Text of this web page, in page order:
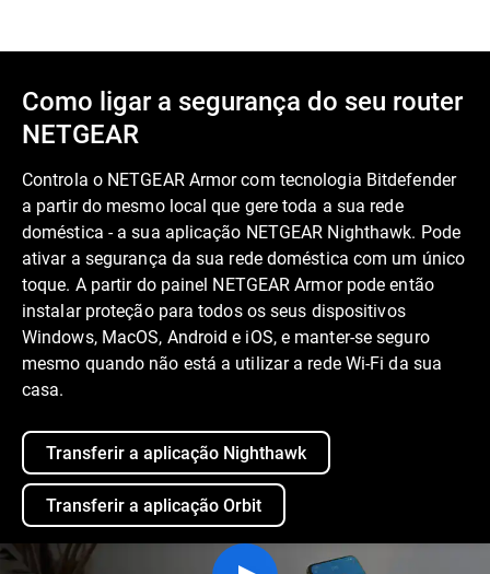
Como ligar a segurança do seu router
NETGEAR
Controla o NETGEAR Armor com tecnologia Bitdefender
a partir do mesmo local que gere toda a sua rede
doméstica - a sua aplicação NETGEAR Nighthawk. Pode
ativar a segurança da sua rede doméstica com um único
toque. A partir do painel NETGEAR Armor pode então
instalar proteção para todos os seus dispositivos
Windows, MacOS, Android e iOS, e manter-se seguro
mesmo quando não está a utilizar a rede Wi-Fi da sua
casa.
Transferir a aplicação Nighthawk
Transferir a aplicação Orbit